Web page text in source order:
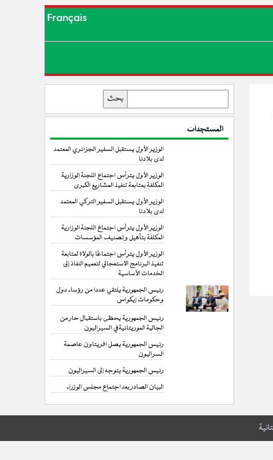
Français
المستجدات
الوزير الأول يستقبل السفير الجزائري المعتمد
لدى بلادنا
الوزير الأول يترأس اجتماع اللجنة الوزارية
المكلفة بمتابعة تنفيذ المشاريع الكبرى
الوزير الأول يستقبل السفير التركي المعتمد
لدى بلادنا
الوزير الأول يترأس اجتماع اللجنة الوزارية
المكلفة بتأهيل وتصنيف المؤسسات
الوزير الأول يترأس اجتماعًا بالولاة لمتابعة
تنفيذ البرنامج الاستعجالي لتعميم النفاذ إلى
الخدمات الأساسية
رئيس الجمهورية يلتقي عددا من رؤساء دول
وحكومات إيكواس
رئيس الجمهورية يحظى باستقبال حار من
الجالية الموريتانية في السيراليون
رئيس الجمهورية يصل افريتاون عاصمة
السراليون
رئيس الجمهورية يتوجه إلى السيراليون
البيان الصادر بعد اجتماع مجلس الوزراء